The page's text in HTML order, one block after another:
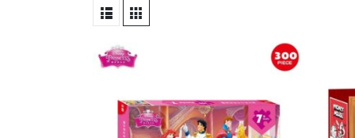
למוצר
זה
מספר
סוגים.